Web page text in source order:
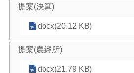
提案(決算)
docx(20.12 KB)
提案(農經所)
docx(21.79 KB)